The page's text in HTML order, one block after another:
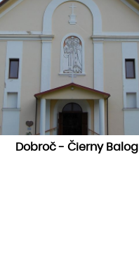
Dobroč - Čierny Balog